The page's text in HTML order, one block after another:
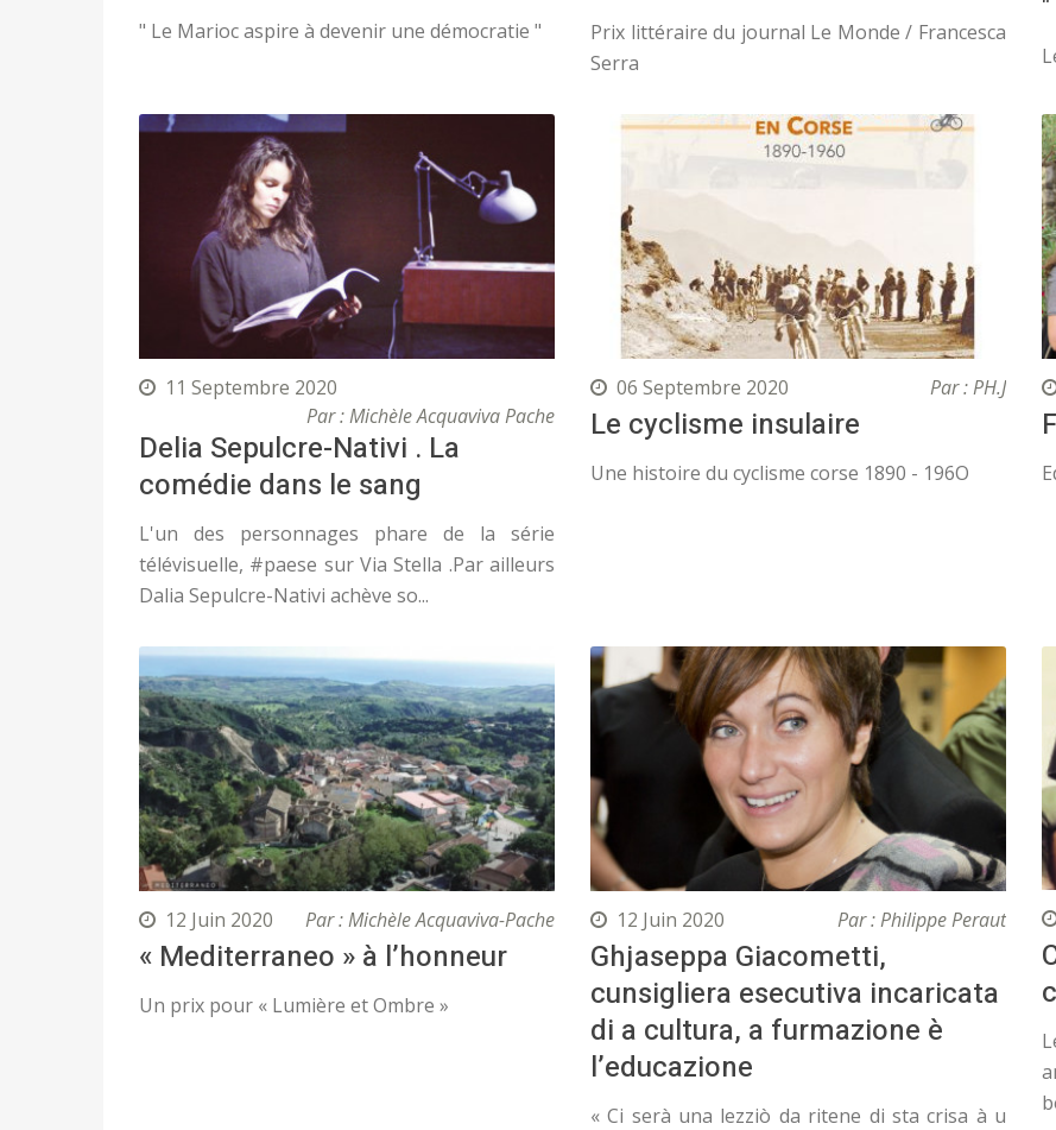
" Le Marioc aspire à devenir une démocratie "
Prix littéraire du journal Le Monde / Francesca
Serra
11 Septembre 2020
Par : Michèle Acquaviva Pache
Delia Sepulcre-Nativi . La
comédie dans le sang
L'un des personnages phare de la série
télévisuelle, #paese sur Via Stella .Par ailleurs
Dalia Sepulcre-Nativi achève so...
06 Septembre 2020 Par : PH.J
Le cyclisme insulaire
Une histoire du cyclisme corse 1890 - 196O
12 Juin 2020 Par : Michèle Acquaviva-Pache
« Mediterraneo » à l’honneur
Un prix pour « Lumière et Ombre »
12 Juin 2020 Par : Philippe Peraut
Ghjaseppa Giacometti,
cunsigliera esecutiva incaricata
di a cultura, a furmazione è
l’educazione
« Ci serà una lezziò da ritene di sta crisa à u